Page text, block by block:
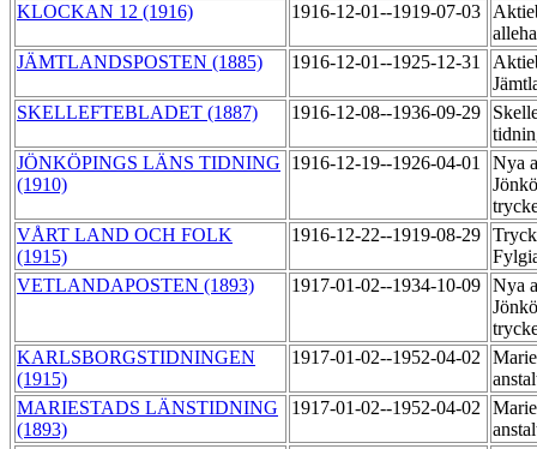
KLOCKAN 12 (1916)
1916-12-01--1919-07-03
JÄMTLANDSPOSTEN (1885)
1916-12-01--1925-12-31
SKELLEFTEBLADET (1887)
1916-12-08--1936-09-29
JÖNKÖPINGS LÄNS TIDNING
(1910)
1916-12-19--1926-04-01
Nya
VÅRT LAND OCH FOLK
(1915)
1916-12-22--1919-08-29
VETLANDAPOSTEN (1893)
1917-01-02--1934-10-09 Nya
KARLSBORGSTIDNINGEN
(1915)
1917-01-02--1952-04-02
MARIESTADS LÄNSTIDNING
(1893)
1917-01-02--1952-04-02